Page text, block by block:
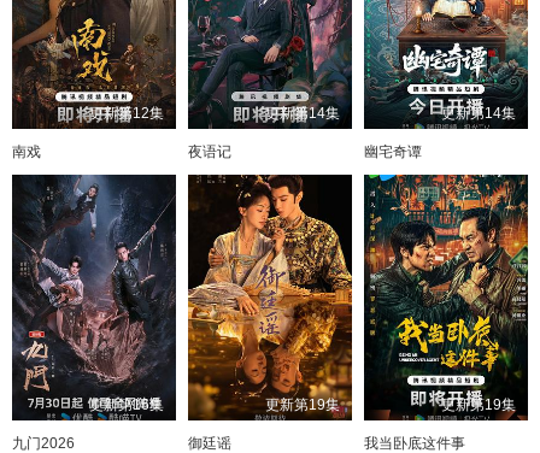
更新第12集
南戏
更新第14集
夜语记
更新第14集
幽宅奇谭
更新第16集
九门2026
更新第19集
御廷谣
更新第19集
我当卧底这件事